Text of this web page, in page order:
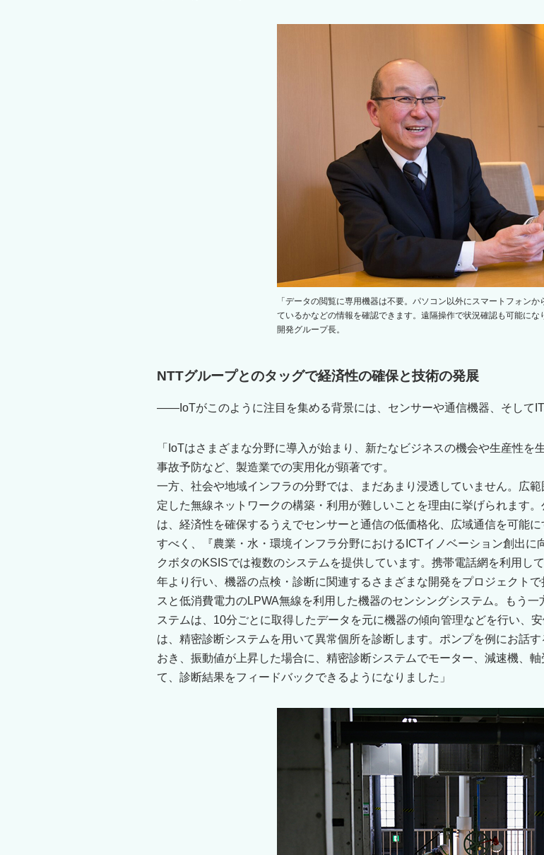
「データの閲覧に専用機器は不要。パソコン以外にスマートフォン
ているかなどの情報を確認できます。遠隔操作で状況確認も可能に
開発グループ長。
NTTグループとのタッグで経済性の確保と技術の発展
――IoTがこのように注目を集める背景には、センサーや通信機器、そしてIT
「IoTはさまざまな分野に導入が始まり、新たなビジネスの機会や生産性を
事故予防など、製造業での実用化が顕著です。
一方、社会や地域インフラの分野では、まだあまり浸透していません。広
定した無線ネットワークの構築・利用が難しいことを理由に挙げられます
は、経済性を確保するうえでセンサーと通信の低価格化、広域通信を可能
すべく、『農業・水・環境インフラ分野におけるICTイノベーション創出に
クボタのKSISでは複数のシステムを提供しています。携帯電話網を利用し
年より行い、機器の点検・診断に関連するさまざまな開発をプロジェクト
スと低消費電力のLPWA無線を利用した機器のセンシングシステム。もう
ステムは、10分ごとに取得したデータを元に機器の傾向管理などを行い、
は、精密診断システムを用いて異常個所を診断します。ポンプを例にお話
おき、振動値が上昇した場合に、精密診断システムでモーター、減速機、
て、診断結果をフィードバックできるようになりました」